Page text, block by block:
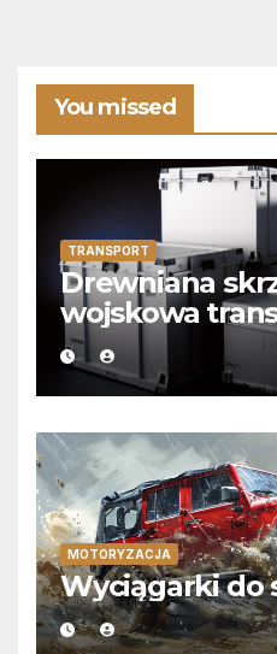
You missed
TRANSPORT
Drewniana
wojskowa
MOTORYZACJA
Wyciągarki do